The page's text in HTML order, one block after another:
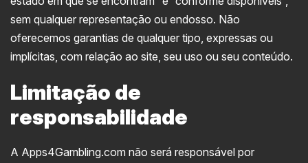
sem qualquer representação ou endosso. Não
oferecemos garantias de qualquer tipo, expressas ou
implícitas, com relação ao site, seu uso ou seu conteúdo.
Limitação de
responsabilidade
A Apps4Gambling.com não será responsável por